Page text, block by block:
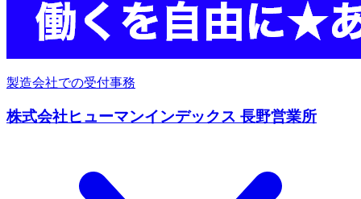
製造会社での受付事務
株式会社ヒューマンインデックス 長野営業所